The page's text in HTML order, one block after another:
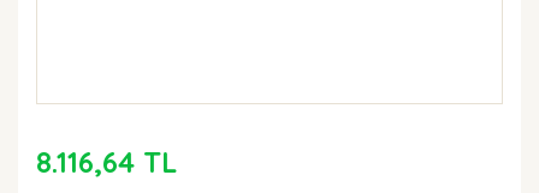
8.116,64 TL